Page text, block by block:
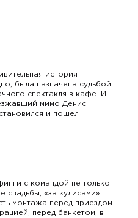
история
была назначена судьбой.
спектакля в кафе. И
мимо Денис.
и пошёл
с командой не только
свадьбы, «за кулисами»
монтажа перед приездом
перед банкетом; в